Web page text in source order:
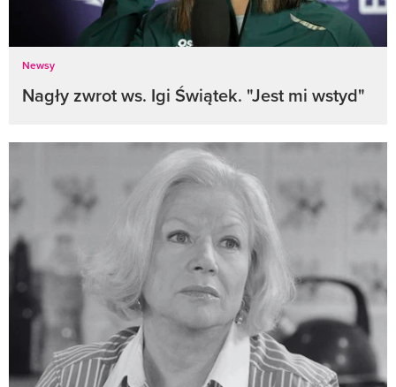
Newsy
Nagły zwrot ws. Igi Świątek. "Jest mi wstyd"